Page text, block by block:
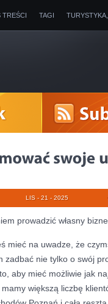
TREŚCI TAGI
LIS - 21 - 2025
prowadzić własny
mieć na uwadze, że
zadbać nie tylko o swój
aby mieć możliwie jak
większą liczbę